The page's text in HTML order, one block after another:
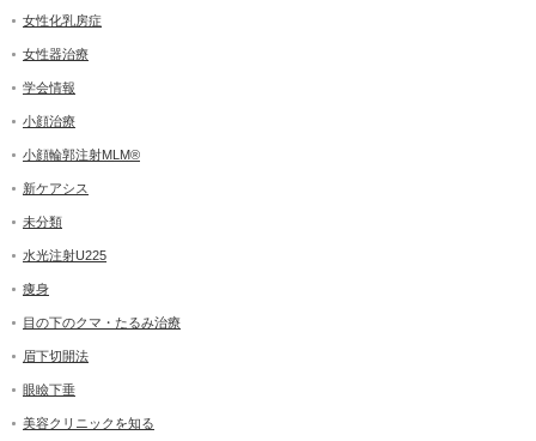
女性化乳房症
女性器治療
学会情報
小顔治療
小顔輪郭注射MLM®
新ケアシス
未分類
水光注射U225
痩身
目の下のクマ・たるみ治療
眉下切開法
眼瞼下垂
美容クリニックを知る